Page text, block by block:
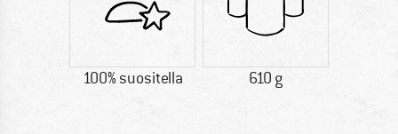
100% suositella 610 g